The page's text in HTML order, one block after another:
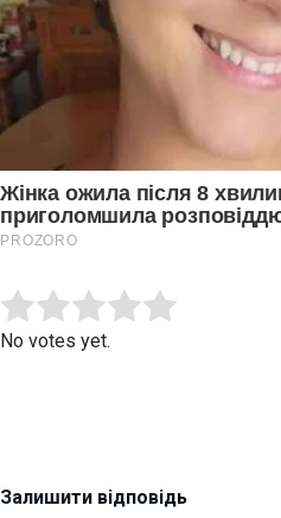
Rate this item:
No votes yet.
Залишити відповідь